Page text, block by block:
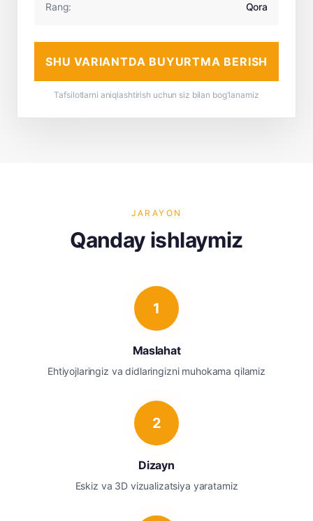
Rang:
Qora
SHU VARIANTDA BUYURTMA BERISH
Tafsilotlarni aniqlashtirish uchun siz bilan bog'lanamiz
JARAYON
Qanday ishlaymiz
1
Maslahat
Ehtiyojlaringiz va didlaringizni muhokama qilamiz
2
Dizayn
Eskiz va 3D vizualizatsiya yaratamiz